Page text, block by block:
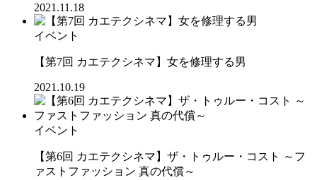
2021.11.18
イベント
【第7回 カエテクシネマ】女を修理する男
2021.10.19
イベント
【第6回 カエテクシネマ】ザ・トゥルー・コスト ～フ
ァストファッション 真の代償～